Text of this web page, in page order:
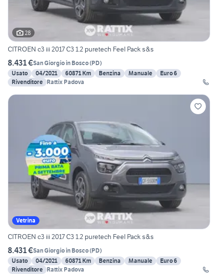
28
CITROEN c3 iii 2017 C3 1.2 puretech Feel Pack s&s
8.431 €San Giorgio in Bosco(PD)
Usato
04/2021 60871 Km Benzina Manuale
Euro 6
Rivenditore Rattix Padova
Vetrina
CITROEN c3 iii 2017 C3 1.2 puretech Feel Pack s&s
8.431 €San Giorgio in Bosco(PD)
Usato
04/2021 60871 Km Benzina Manuale
Euro 6
Rivenditore Rattix Padova